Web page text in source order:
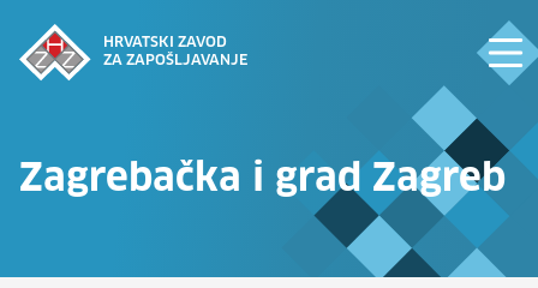
HRVATSKI ZAVOD
ZA ZAPOŠLJAVANJE
Zagrebačka i grad Zagreb